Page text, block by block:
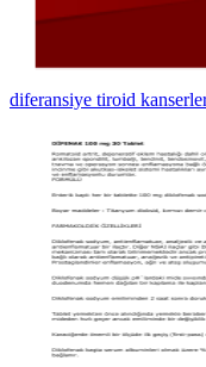
diferansiye tiroid